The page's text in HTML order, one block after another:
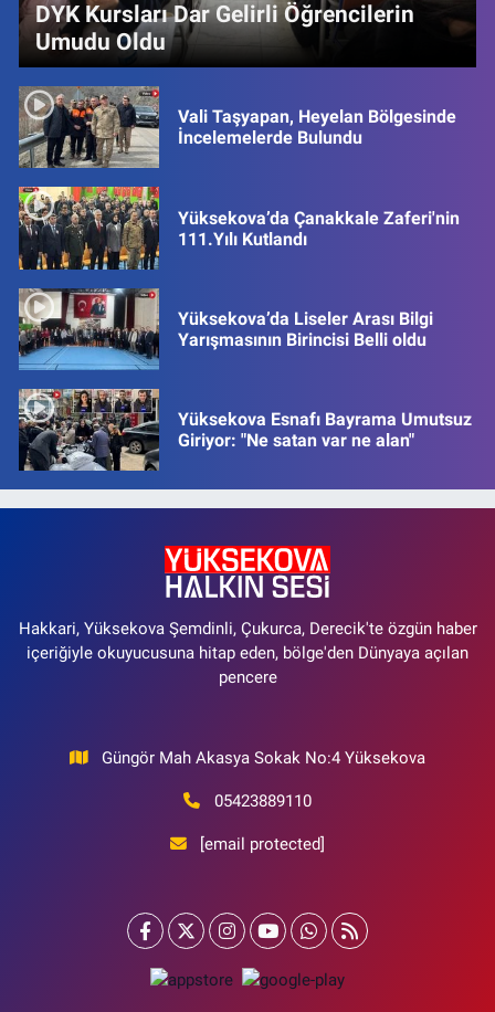
DYK Kursları Dar Gelirli Öğrencilerin
Umudu Oldu
Vali Taşyapan, Heyelan Bölgesinde
İncelemelerde Bulundu
Yüksekova’da Çanakkale Zaferi'nin
111.Yılı Kutlandı
Yüksekova’da Liseler Arası Bilgi
Yarışmasının Birincisi Belli oldu
Yüksekova Esnafı Bayrama Umutsuz
Giriyor: "Ne satan var ne alan"
Hakkari, Yüksekova Şemdinli, Çukurca, Derecik'te özgün haber
içeriğiyle okuyucusuna hitap eden, bölge'den Dünyaya açılan
pencere
Güngör Mah Akasya Sokak No:4 Yüksekova
05423889110
[email protected]